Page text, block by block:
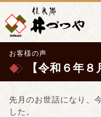
お客様の声
【令和６年
先月のお世話になり、
した。